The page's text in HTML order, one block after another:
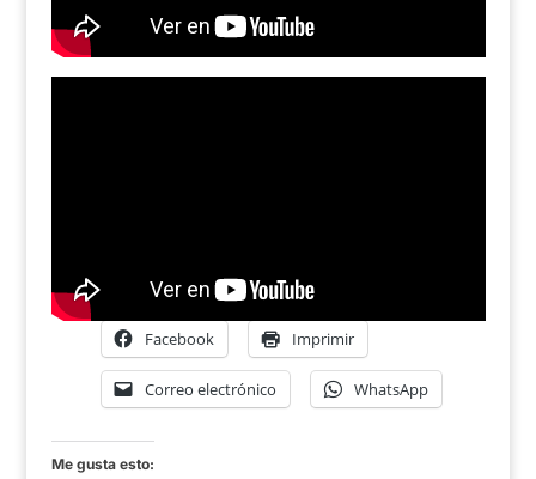
Facebook Imprimir
Correo electrónico WhatsApp
Me gusta esto: